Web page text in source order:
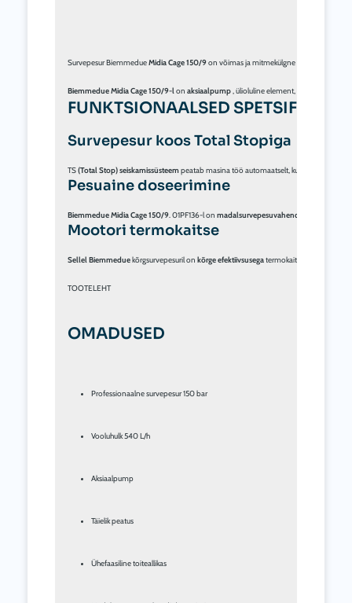
Survepesur Biemmedue Midia Cage 150/9 on võimas ja mitmekülgne masin
Biemmedue Midia Cage 150/9-l on aksiaalpump , ülioluline element, mis aitab
FUNKTSIONAALSED
Survepesur koos Total Stopiga
TS (Total Stop) seiskamissüsteem peatab masina töö automaatselt, kui püstoli
Pesuaine doseerimine
Biemmedue Midia Cage 150/9. 01PF136-l on madalsurvepesuvahendi doseerimine
Mootori termokaitse
Sellel Biemmedue kõrgsurvepesuril on kõrge efektiivsusega termokaitsega mootor .
TOOTELEHT
OMADUSED
Professionaalne survepesur 150 bar
Vooluhulk 540 L/h
Aksiaalpump
Täielik peatus
Ühefaasiline toiteallikas